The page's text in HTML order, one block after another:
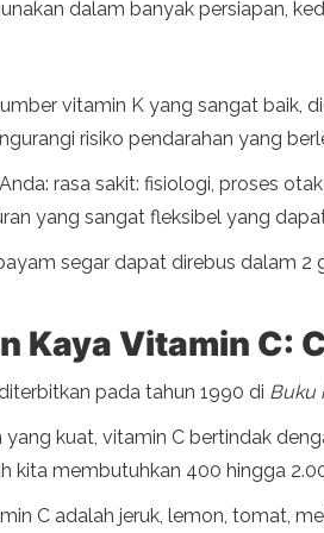
dalam banyak persiapan,
vitamin K yang sangat baik,
risiko pendarahan yang
rasa sakit: fisiologi, proses
yang sangat fleksibel yang
segar dapat direbus dalam 2
Kaya Vitamin C:
pada tahun 1990 di Buku
yang kuat, vitamin C bertindak
kita membutuhkan 400 hingga
C adalah jeruk, lemon, tomat,